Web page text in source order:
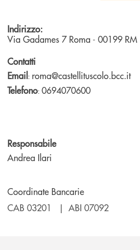
Indirizzo:
Via Gadames 7 Roma - 00199 RM
Contatti
Email: roma@castellituscolo.bcc.it
Telefono: 0694070600
Responsabile
Andrea Ilari
Coordinate Bancarie
CAB 03201 | ABI 07092